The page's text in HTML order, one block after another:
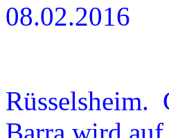
08.02.2016
Rüsselsheim.
Barra wird